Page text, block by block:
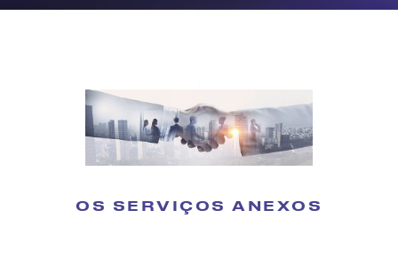
OS SERVIÇOS ANEXOS